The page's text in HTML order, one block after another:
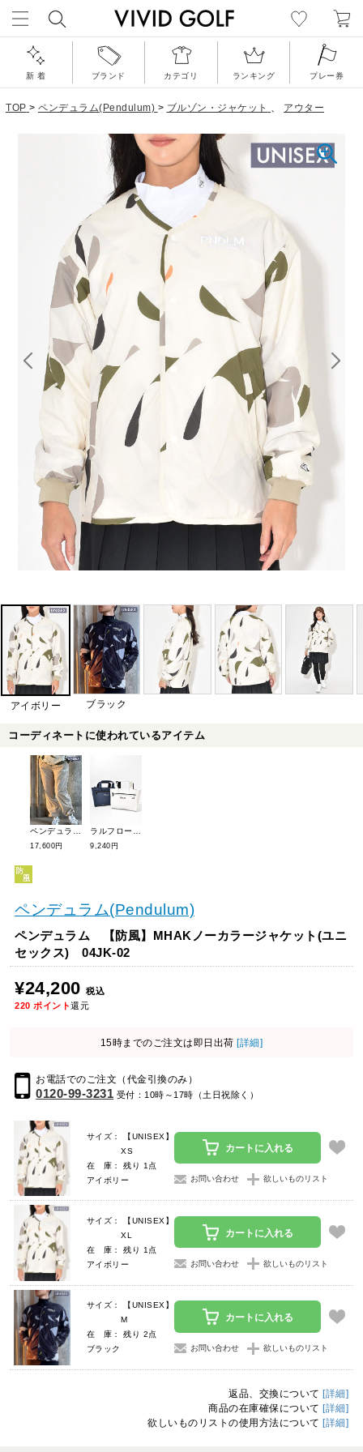
新 着 ブランド カテゴリ ランキング プレー券
TOP > ペンデュラム(Pendulum) > ブルゾン・ジャケット 、 アウター
アイボリー ブラック
コーディネートに使われているアイテム
17,600円 9,240円
ペンデュラム(Pendulum)
ペンデュラム 【防風】MHAKノーカラージャケット(ユニ
セックス) 04JK-02
¥24,200 税込
220 ポイント還元
15時までのご注文は即日出荷 [詳細]
お電話でのご注文（代金引換のみ）
0120-99-3231 受付：10時～17時（土日祝除く）
サイズ： 【UNISEX】
XS
在 庫： 残り 1点
アイボリー
カートに入れる
お問い合わせ 欲しいものリスト
サイズ： 【UNISEX】
XL
在 庫： 残り 1点
アイボリー
カートに入れる
お問い合わせ 欲しいものリスト
サイズ： 【UNISEX】
M
在 庫： 残り 2点
ブラック
カートに入れる
お問い合わせ 欲しいものリスト
返品、交換について [詳細]
商品の在庫確保について [詳細]
欲しいものリストの使用方法について [詳細]